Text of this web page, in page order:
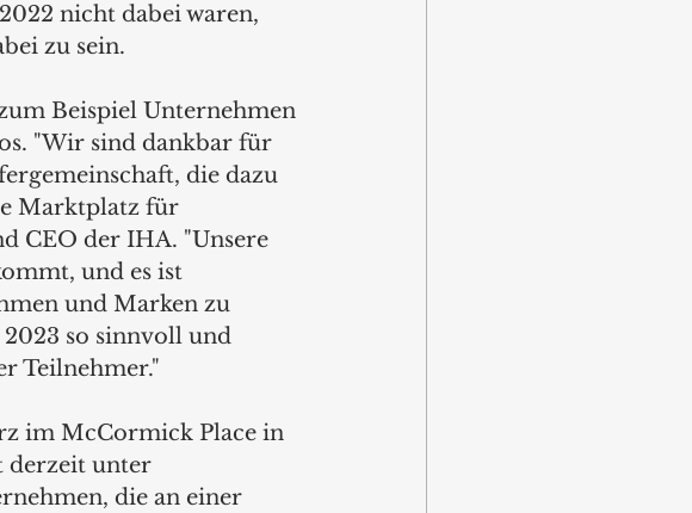
nicht dabei waren,
zu sein.
Beispiel Unternehmen
"Wir sind dankbar für
die dazu
Marktplatz für
CEO der IHA. "Unsere
und es ist
und Marken zu
so sinnvoll und
Teilnehmer."
im McCormick Place in
derzeit unter
die an einer